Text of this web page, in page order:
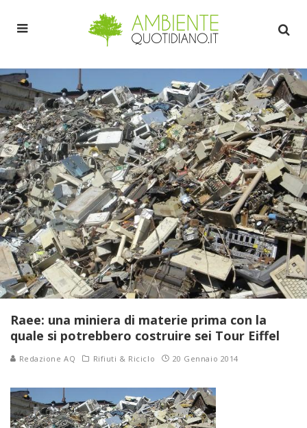
Raee: una miniera di materie prima con la
quale si potrebbero costruire sei Tour Eiffel
Redazione AQ Rifiuti & Riciclo 20 Gennaio 2014